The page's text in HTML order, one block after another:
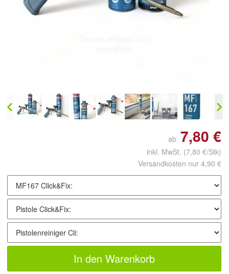
ab 7,80 €
inkl. MwSt. (7,80 €/Stk)
Versandkosten nur 4,90 €
In den Warenkorb